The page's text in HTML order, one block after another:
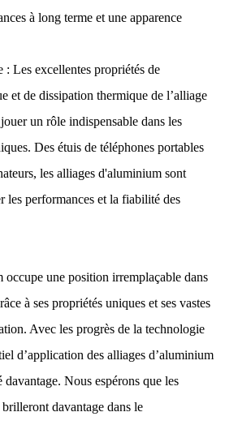
à long terme et une apparence
: Les excellentes propriétés de
et de dissipation thermique de l’alliage
un rôle indispensable dans les
Des étuis de téléphones portables
les alliages d'aluminium sont
les performances et la fiabilité des
une position irremplaçable dans
à ses propriétés uniques et ses vastes
Avec les progrès de la technologie
d’application des alliages d’aluminium
davantage. Nous espérons que les
davantage dans le